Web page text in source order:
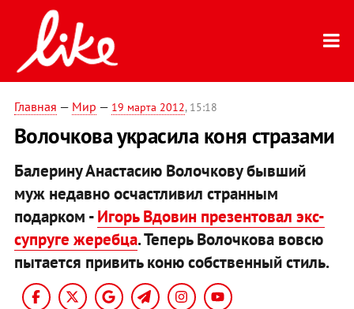
Главная — Мир — 19 марта 2012, 15:18
Волочкова украсила коня стразами
Балерину Анастасию Волочкову бывший
муж недавно осчастливил странным
подарком -Игорь Вдовин презентовал экс-
супруге жеребца. Теперь Волочкова вовсю
пытается привить коню собственный стиль.